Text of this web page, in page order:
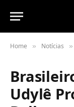
Home » Notícias »
Udylê